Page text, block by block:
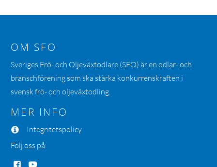
OM SFO
Sveriges Frö- och Oljeväxtodlare (SFO) är en odlar- och
branschförening som ska stärka konkurrenskraften i
svensk frö- och oljeväxtodling.
MER INFO
Integritetspolicy
Följ oss på: